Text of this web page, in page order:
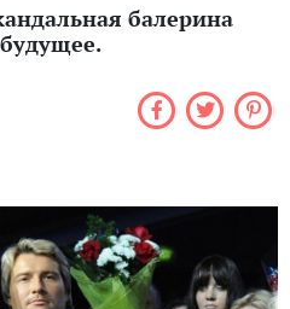
балерина